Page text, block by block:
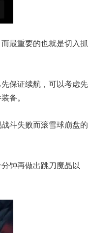
最重要的也就是切入抓
保证续航，可以考虑先
备。
斗失败而滚雪球崩盘的
钟再做出跳刀魔晶以